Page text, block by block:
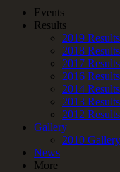
Events
Results
2019 Results
2018 Results
2017 Results
2016 Results
2014 Results
2013 Results
2012 Results
Gallery
2010 Gallery
News
More